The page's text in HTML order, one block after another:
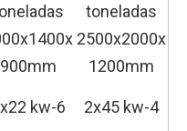
toneladas
900mm
2500x2000x
1200mm
kw-6 2x45 kw-4